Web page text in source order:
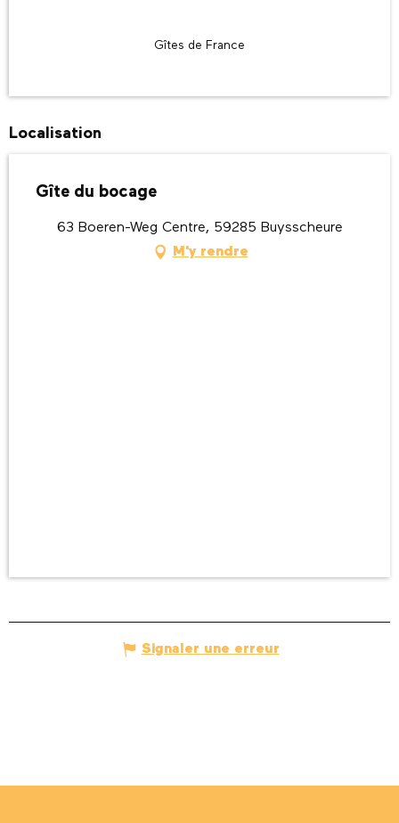
Gîtes de France
Localisation
Gîte du bocage
63 Boeren-Weg Centre, 59285 Buysscheure
M'y rendre
Signaler une erreur